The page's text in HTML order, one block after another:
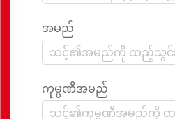
အမည်
ကုမ္ပဏီအမည်